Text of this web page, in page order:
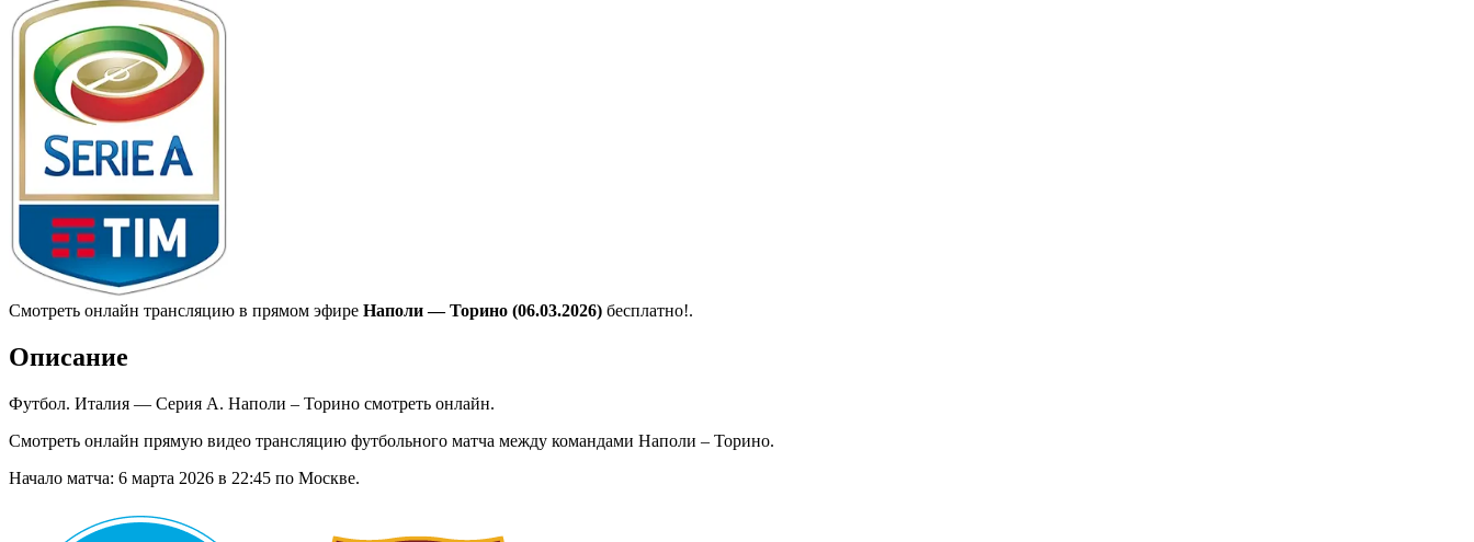
Смотреть онлайн трансляцию в прямом эфире Наполи — Торино (06.03.2026) бесплатно!.
Описание
Футбол. Италия — Серия А. Наполи – Торино смотреть онлайн.
Смотреть онлайн прямую видео трансляцию футбольного матча между командами Наполи – Торино.
Начало матча: 6 марта 2026 в 22:45 по Москве.